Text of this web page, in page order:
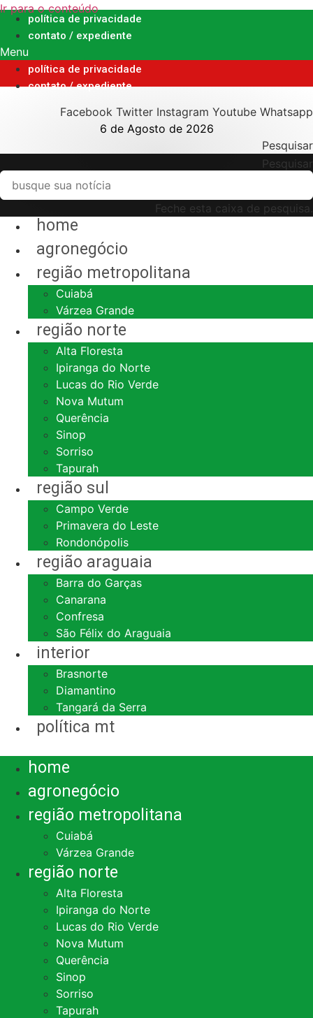
Ir para o conteúdo
política de privacidade
contato / expediente
Menu
política de privacidade
contato / expediente
Facebook Twitter Instagram Youtube Whatsapp
6 de Agosto de 2026
Pesquisar
Pesquisar
Feche esta caixa de pesquisa.
home
agronegócio
região metropolitana
Cuiabá
Várzea Grande
região norte
Alta Floresta
Ipiranga do Norte
Lucas do Rio Verde
Nova Mutum
Querência
Sinop
Sorriso
Tapurah
região sul
Campo Verde
Primavera do Leste
Rondonópolis
região araguaia
Barra do Garças
Canarana
Confresa
São Félix do Araguaia
interior
Brasnorte
Diamantino
Tangará da Serra
política mt
home
agronegócio
região metropolitana
Cuiabá
Várzea Grande
região norte
Alta Floresta
Ipiranga do Norte
Lucas do Rio Verde
Nova Mutum
Querência
Sinop
Sorriso
Tapurah